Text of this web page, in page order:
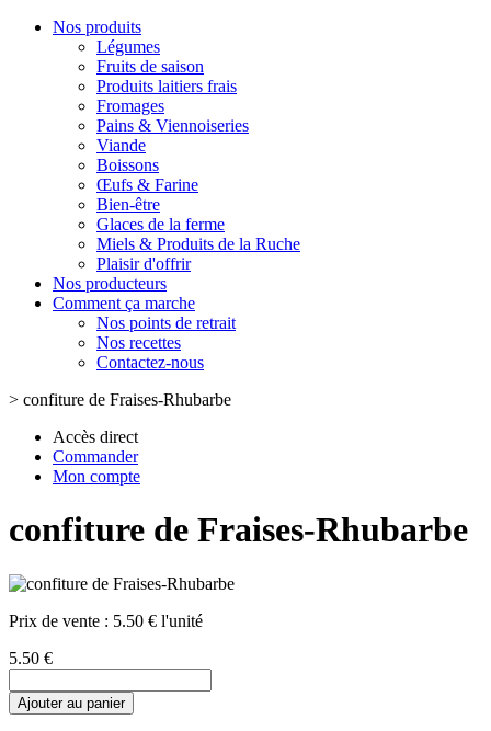
Nos produits
Légumes
Fruits de saison
Produits laitiers frais
Fromages
Pains & Viennoiseries
Viande
Boissons
Œufs & Farine
Bien-être
Glaces de la ferme
Miels & Produits de la Ruche
Plaisir d'offrir
Nos producteurs
Comment ça marche
Nos points de retrait
Nos recettes
Contactez-nous
> confiture de Fraises-Rhubarbe
Accès direct
Commander
Mon compte
confiture de Fraises-Rhubarbe
Prix de vente : 5.50 € l'unité
5.50 €
Ajouter au panier